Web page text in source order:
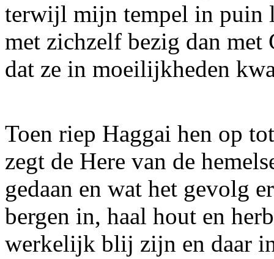
terwijl mijn tempel in puin
met zichzelf bezig dan met
dat ze in moeilijkheden
Toen riep Haggai hen op
zegt de Here van de
gedaan en wat het gevolg
bergen in, haal hout en
werkelijk blij zijn en daar